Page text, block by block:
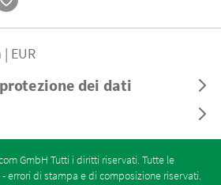
dei dati
EUR
GmbH Tutti i diritti riservati. Tutte le
errori di stampa e di composizione riservati.